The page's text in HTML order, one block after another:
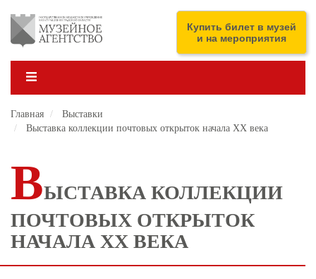
основному
содержанию
ENG
Купить билет в музей
и на мероприятия
Главная
Выставки
Выставка коллекции почтовых открыток начала ХХ века
ВЫСТАВКА КОЛЛЕКЦИИ
ПОЧТОВЫХ ОТКРЫТОК
НАЧАЛА ХХ ВЕКА